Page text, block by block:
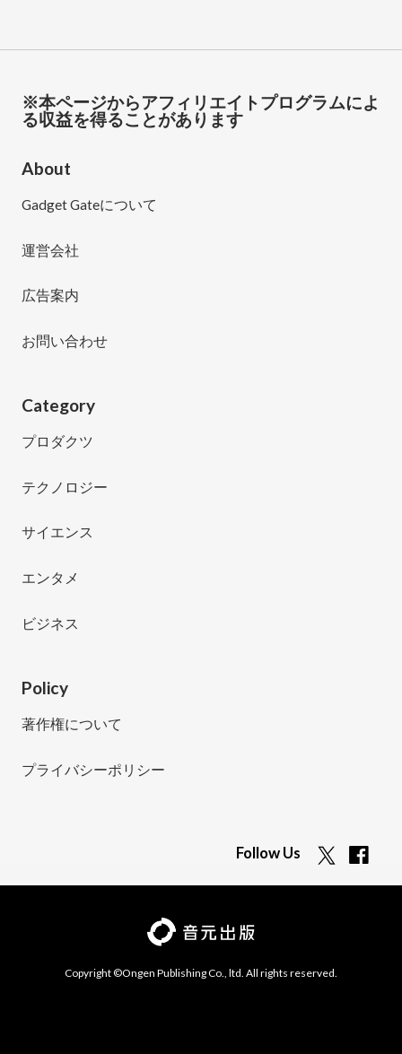
※本ページからアフィリエイトプログラムによ
る収益を得ることがあります
About
Gadget Gateについて
運営会社
広告案内
お問い合わせ
Category
プロダクツ
テクノロジー
サイエンス
エンタメ
ビジネス
Policy
著作権について
プライバシーポリシー
Follow Us
Copyright ©Ongen Publishing Co., ltd. All rights reserved.